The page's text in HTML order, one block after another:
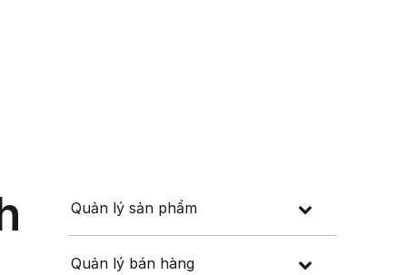
Quản lý sản phẩm
Quản lý bán hàng